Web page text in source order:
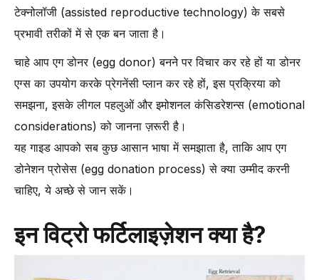
-अगले स्टेप्स (Next Steps):
-फिज़िकल रिस्क्स (Physical Risks):
-लॉन्ग-टर्म हेल्थ को लेकर अनिश्चितता (Long-Term Health
Uncertainty):
इमोशनल और साइकोलॉजिकल रिस्क्स (Emotional & Psychological
Risks):
डोनर एग IVF से जुड़े सामान्य सवाल (FAQs) –
एEmbryo डोनेशन और डोनेटेड एग्स में क्या फर्क है?
1. जेनेटिक योगदान (Genetic Contribution)
3. फर्टिलाइज़ेशन प्रोसेस (Fertilization Process)
4. लीगल और एथिकल कंसिडरेशन्स (Legal and Ethical
टेक्नोलॉजी (assisted reproductive technology) के सबसे
प्रभावी तरीकों में से एक बन जाता है।
चाहे आप एग डोनर (egg donor) बनने पर विचार कर रहे हों या डोनर
एग्स का उपयोग करके प्रेगनेंसी प्लान कर रहे हों, इस प्रक्रिया को
समझना, इसके लीगल पहलुओं और इमोशनल कंसिडरेशन्स (emotional
considerations) को जानना ज़रूरी है।
यह गाइड आपको सब कुछ आसान भाषा में समझाता है, ताकि आप एग
डोनेशन प्रोसेस (egg donation process) से क्या उम्मीद करनी
चाहिए, ये अच्छे से जान सकें।
इन विट्रो फर्टिलाइज़ेशन क्या है?